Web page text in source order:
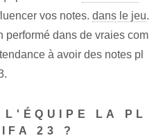
vos notes. dans le jeu.
performé dans de vraies com
à avoir des notes pl
LA PL
23 ?